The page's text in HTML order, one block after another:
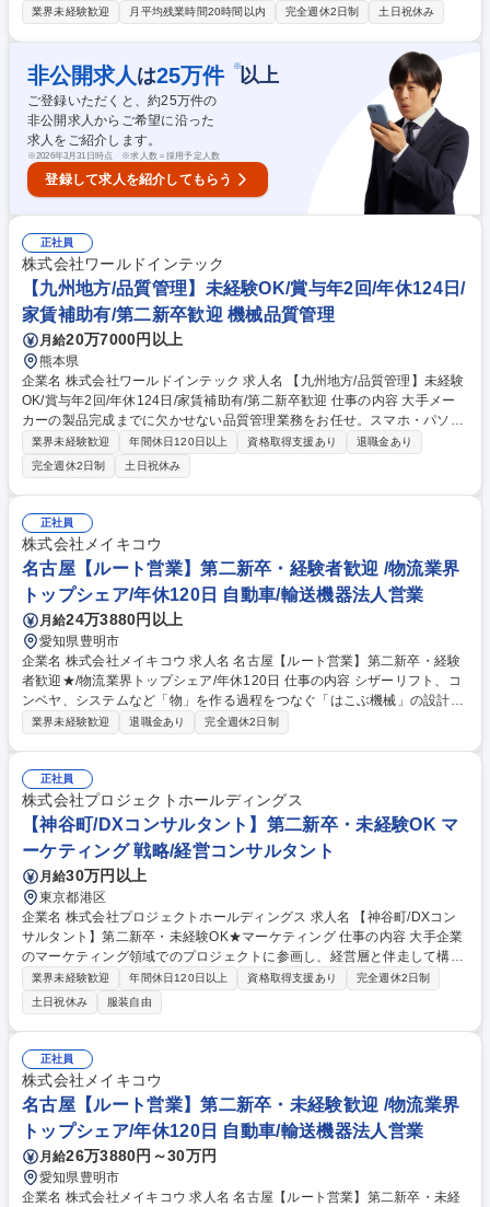
担当。先輩社員が必ずいるチーム常駐のため、実務経験が浅い方もいつで
じC、C++、アセンブラ等を用いた開発業務をお任せします。実務経験が
なくても入社者の能力に応じた柔軟な教育カリキュラム(研修)があるため
安心です。【魅力】短期案件は基本無く長期的に活躍可能(15年同じ現場
の方も在籍)。自社社員数名でのチーム常駐で残業は月15H程度、有休も取
りやすくWLBを保てます。自宅から通える範囲の案件を提案し、企業都合
の無理な転居は伴いません。 募集職種 【神戸/組み込みソフト開発】第二
新卒歓迎/チーム常駐/年休120日以上/WLB◎
業界未経験歓迎 月平均残業時間20時間以内 完全週休2日制 土日祝休み
非公開求人 は25万件 ※以上
ご登録いただくと、約25万件の
非公開求人からご希望に沿った
求人をご紹介します。
※2026年3月31日時点 ※求人数＝採用予定人数
登録して求人を紹介してもらう
正社員
株式会社ワールドインテック
【九州地方/品質管理】未経験OK/賞与年2回/年休124日/
家賃補助有/第二新卒歓迎 機械品質管理
月給20万7000円以上
熊本県
企業名 株式会社ワールドインテック 求人名 【九州地方/品質管理】未経験
OK/賞与年2回/年休124日/家賃補助有/第二新卒歓迎 仕事の内容 大手メー
カーの製品完成までに欠かせない品質管理業務をお任せ。スマホ・パソコ
ン・家電・自動車など人々の暮らしに密着したものづくりに携わりなが
ら、エンジニアとしてスキル・キャリアUPが目指せるのが魅力！ 「製品
完成までの工程」に注目し、品質・納期・コストを安定させるのが、品質
管理の大きな役割です。不良品がないかチェックシートの集計・分析や、
製造工程の無駄や工期短縮できないか生産性向上など、ものづくりの根幹
を担いながら成長できます。まずは製造現場を体験していき、データ入
力・書類作成といったやさしい仕事からスタート。ゆくゆくは「設計業
務」といったレベルの高い仕事にも挑戦できます。 募集職種 【九州地方/
品質管理】未経験OK/賞与年2回/年休124日/家賃補助有/第二新卒歓迎
業界未経験歓迎 年間休日120日以上 資格取得支援あり
退職金あり
完全週休2日制
土日祝休み
正社員
株式会社メイキコウ
名古屋【ルート営業】第二新卒・経験者歓迎 /物流業界
トップシェア/年休120日 自動車/輸送機器法人営業
月給24万3880円以上
愛知県豊明市
企業名 株式会社メイキコウ 求人名 名古屋【ルート営業】第二新卒・経験
者歓迎★/物流業界トップシェア/年休120日 仕事の内容 シザーリフト、コ
ンベヤ、システムなど「物」を作る過程をつなぐ「はこぶ機械」の設計・
開発・製造を行う弊社にて、既存顧客を中心とした自社製品の営業をお任
案・見積もり・受注(3)社内の設計・製造部署とともに納期調整、商品の納
品 ★担当するお客様：既存のお客様中心(約20社/人) ★商品：昇降リフ
ト、ローラコンベヤなどの工場で使用する機械、有名アーティストのコン
サートで使用されるステージリフト、車イス昇降リフトや介護用浴槽昇降
リフト等 募集職種 名古屋【ルート営業】第二新卒・経験者歓迎★/物流業
界トップシェア/年休120日
業界未経験歓迎 退職金あり 完全週休2日制
正社員
株式会社プロジェクトホールディングス
【神谷町/DXコンサルタント】第二新卒・未経験OK マ
ーケティング 戦略/経営コンサルタント
月給30万円以上
東京都港区
企業名 株式会社プロジェクトホールディングス 求人名 【神谷町/DXコン
サルタント】第二新卒・未経験OK★マーケティング 仕事の内容 大手企業
のマーケティング領域でのプロジェクトに参画し、経営層と伴走して構想
策定から実行まで一気通貫で携わります。課題解決を通じて新たな事業創
出も目指せる環境です。 ■少人数体制でのプロジェクト推進や顧客折衝 ■
顧客課題の整理と施策検討 ■自社事業開発での新規事業提案 ■マーケティ
ング戦略の実行 【仕事の魅力】 早いうちから顧客フロントに立ち圧倒的
な経験を積めます。業界横断の支援を通じて汎用性の高い課題解決力が身
につき、将来的には事業開発や経営領域への挑戦も可能な環境です。 募集
職種 【神谷町/DXコンサルタント】第二新卒・未経験OK★マーケティン
グ
業界未経験歓迎 年間休日120日以上 資格取得支援あり
完全週休2日制
土日祝休み
服装自由
正社員
株式会社メイキコウ
名古屋【ルート営業】第二新卒・未経験歓迎 /物流業界
トップシェア/年休120日 自動車/輸送機器法人営業
月給26万3880円～30万円
愛知県豊明市
企業名 株式会社メイキコウ 求人名 名古屋【ルート営業】第二新卒・未経